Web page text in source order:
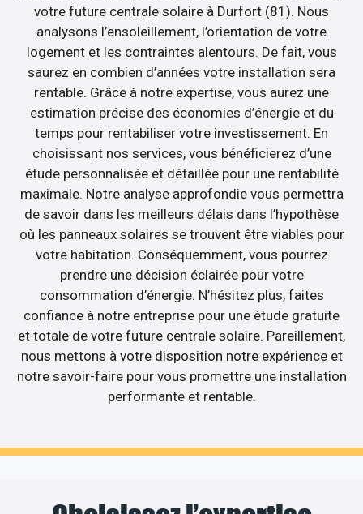
votre future centrale solaire à Durfort (81). Nous
analysons l’ensoleillement, l’orientation de votre
logement et les contraintes alentours. De fait, vous
saurez en combien d’années votre installation sera
rentable. Grâce à notre expertise, vous aurez une
estimation précise des économies d’énergie et du
temps pour rentabiliser votre investissement. En
choisissant nos services, vous bénéficierez d’une
étude personnalisée et détaillée pour une rentabilité
maximale. Notre analyse approfondie vous permettra
de savoir dans les meilleurs délais dans l’hypothèse
où les panneaux solaires se trouvent être viables pour
votre habitation. Conséquemment, vous pourrez
prendre une décision éclairée pour votre
consommation d’énergie. N’hésitez plus, faites
confiance à notre entreprise pour une étude gratuite
et totale de votre future centrale solaire. Pareillement,
nous mettons à votre disposition notre expérience et
notre savoir-faire pour vous promettre une installation
performante et rentable.